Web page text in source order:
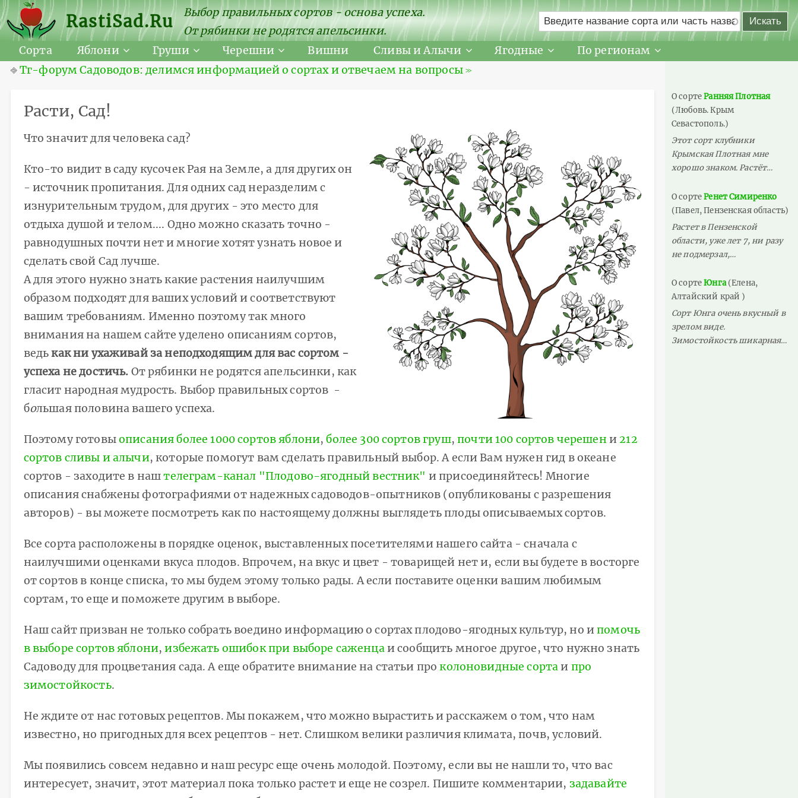
RastiSad.Ru
Выбор правильных сортов - основа успеха.
От рябинки не родятся апельсинки.
Сорта
Яблони Груши Черешни Вишни Сливы и Алычи Ягодные
По регионам
⎆Тг-форум Садоводов: делимся информацией о сортах и отвечаем на вопросы ≫
Расти, Сад!
Что значит для человека сад?
Кто-то видит в саду кусочек Рая на Земле, а для других он
- источник пропитания. Для одних сад неразделим с
изнурительным трудом, для других - это место для
отдыха душой и телом.... Одно можно сказать точно -
равнодушных почти нет и многие хотят узнать новое и
сделать свой Сад лучше.
А для этого нужно знать какие растения наилучшим
образом подходят для ваших условий и соответствуют
вашим требованиям. Именно поэтому так много
внимания на нашем сайте уделено описаниям сортов,
ведькак ни ухаживай за неподходящим для вас сортом -
успеха не достичь. От рябинки не родятся апельсинки, как
гласит народная мудрость. Выбор правильных сортов -
большая половина вашего успеха.
Поэтому готовыописания более 1000 сортов яблони,более 300 сортов груш,почти 100 сортов черешен и 212
сортов сливы и алычи, которые помогут вам сделать правильный выбор. А если Вам нужен гид в океане
сортов - заходите в наштелеграм-канал "Плодово-ягодный вестник" и присоединяйтесь! Многие
описания снабжены фотографиями от надежных садоводов-опытников (опубликованы с разрешения
авторов) - вы можете посмотреть как по настоящему должны выглядеть плоды описываемых сортов.
Все сорта расположены в порядке оценок, выставленных посетителями нашего сайта - сначала с
наилучшими оценками вкуса плодов. Впрочем, на вкус и цвет - товарищей нет и, если вы будете в восторге
от сортов в конце списка, то мы будем этому только рады. А если поставите оценки вашим любимым
сортам, то еще и поможете другим в выборе.
Наш сайт призван не только собрать воедино информацию о сортах плодово-ягодных культур, но ипомочь
в выборе сортов яблони,избежать ошибок при выборе саженцаи сообщить многое другое, что нужно знать
Садоводу для процветания сада. А еще обратите внимание на статьи проколоновидные сортаи про
зимостойкость.
Не ждите от нас готовых рецептов. Мы покажем, что можно вырастить и расскажем о том, что нам
известно, но пригодных для всех рецептов - нет. Слишком велики различия климата, почв, условий.
Мы появились совсем недавно и наш ресурс еще очень молодой. Поэтому, если вы не нашли то, что вас
интересует, значит, этот материал пока только растет и еще не созрел. Пишите комментарии, задавайте
О сортеРанняя Плотная
(Любовь. Крым
Севастополь.)
Этот сорт клубники
Крымская Плотная мне
хорошо знаком. Растёт…
О сортеРенет Симиренко
(Павел, Пензенская область)
Растет в Пензенской
области, уже лет 7, ни разу
не подмерзал,…
О сортеЮнга(Елена,
Алтайский край )
Сорт Юнга очень вкусный в
зрелом виде.
Зимостойкость шикарная…